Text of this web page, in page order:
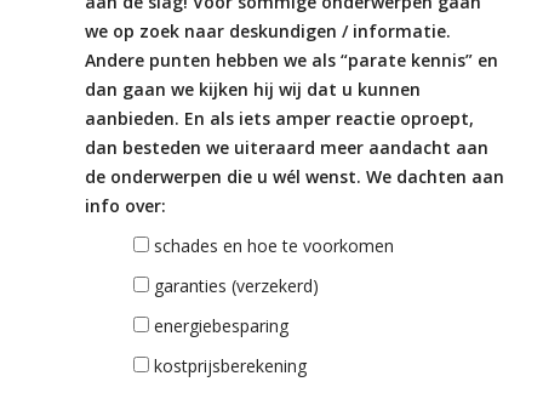
we op zoek naar deskundigen / informatie.
Andere punten hebben we als “parate kennis” en
dan gaan we kijken hij wij dat u kunnen
aanbieden. En als iets amper reactie oproept,
dan besteden we uiteraard meer aandacht aan
de onderwerpen die u wél wenst. We dachten aan
info over:
schades en hoe te voorkomen
garanties (verzekerd)
energiebesparing
kostprijsberekening